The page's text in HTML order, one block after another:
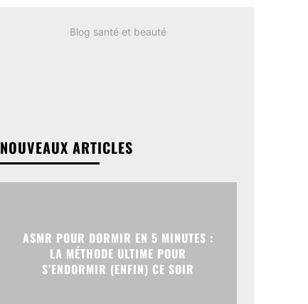
Blog santé et beauté
NOUVEAUX ARTICLES
ASMR POUR DORMIR EN 5 MINUTES :
LA MÉTHODE ULTIME POUR
S’ENDORMIR (ENFIN) CE SOIR